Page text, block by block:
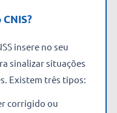
insere no seu
sinalizar situações
Existem três tipos:
corrigido ou